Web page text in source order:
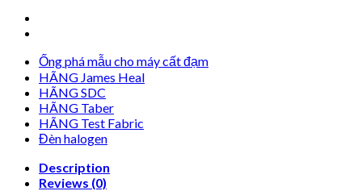
Ống phá mẫu cho máy cất đạm
HÃNG James Heal
HÃNG SDC
HÃNG Taber
HÃNG Test Fabric
Đèn halogen
Description
Reviews (0)